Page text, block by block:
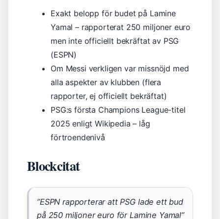
Exakt belopp för budet på Lamine
Yamal – rapporterat 250 miljoner euro
men inte officiellt bekräftat av PSG
(ESPN)
Om Messi verkligen var missnöjd med
alla aspekter av klubben (flera
rapporter, ej officiellt bekräftat)
PSG:s första Champions League-titel
2025 enligt Wikipedia – låg
förtroendenivå
Blockcitat
”ESPN rapporterar att PSG lade ett bud
på 250 miljoner euro för Lamine Yamal”